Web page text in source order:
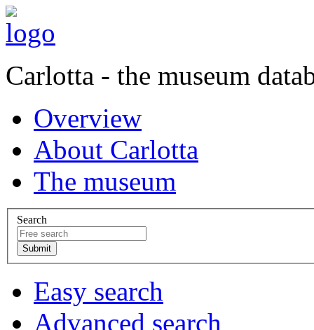
Carlotta - the museum
Overview
About Carlotta
The museum
Search
Easy search
Advanced search